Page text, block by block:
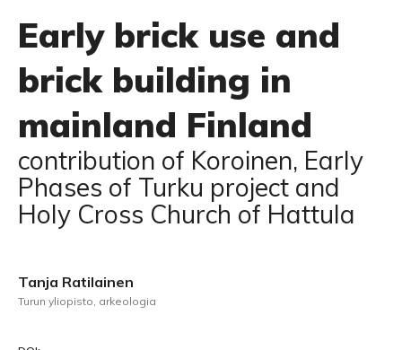
Early brick use and
brick building in
mainland Finland
contribution of Koroinen, Early
Phases of Turku project and
Holy Cross Church of Hattula
Tanja Ratilainen
Turun yliopisto, arkeologia